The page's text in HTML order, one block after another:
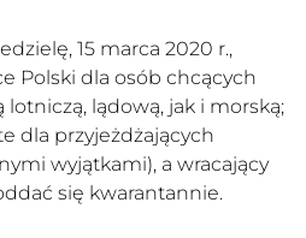
15 marca 2020 r.,
Polski dla osób chcących
lądową, jak i morską;
dla przyjeżdżających
wyjątkami), a wracający
się kwarantannie.